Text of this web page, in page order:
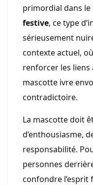
primordial dans le
festive, ce type
sérieusement
contexte actuel,
renforcer les
mascotte ivre
contradictoire.
La mascotte doit
d’enthousiasme,
responsabilité.
personnes
confondre l’esprit